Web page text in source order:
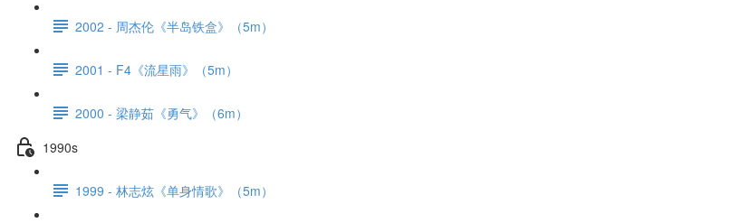
2002 - 周杰伦《半岛铁盒》（5m）
2001 - F4《流星雨》（5m）
2000 - 梁静茹《勇气》（6m）
1990s
1999 - 林志炫《单身情歌》（5m）